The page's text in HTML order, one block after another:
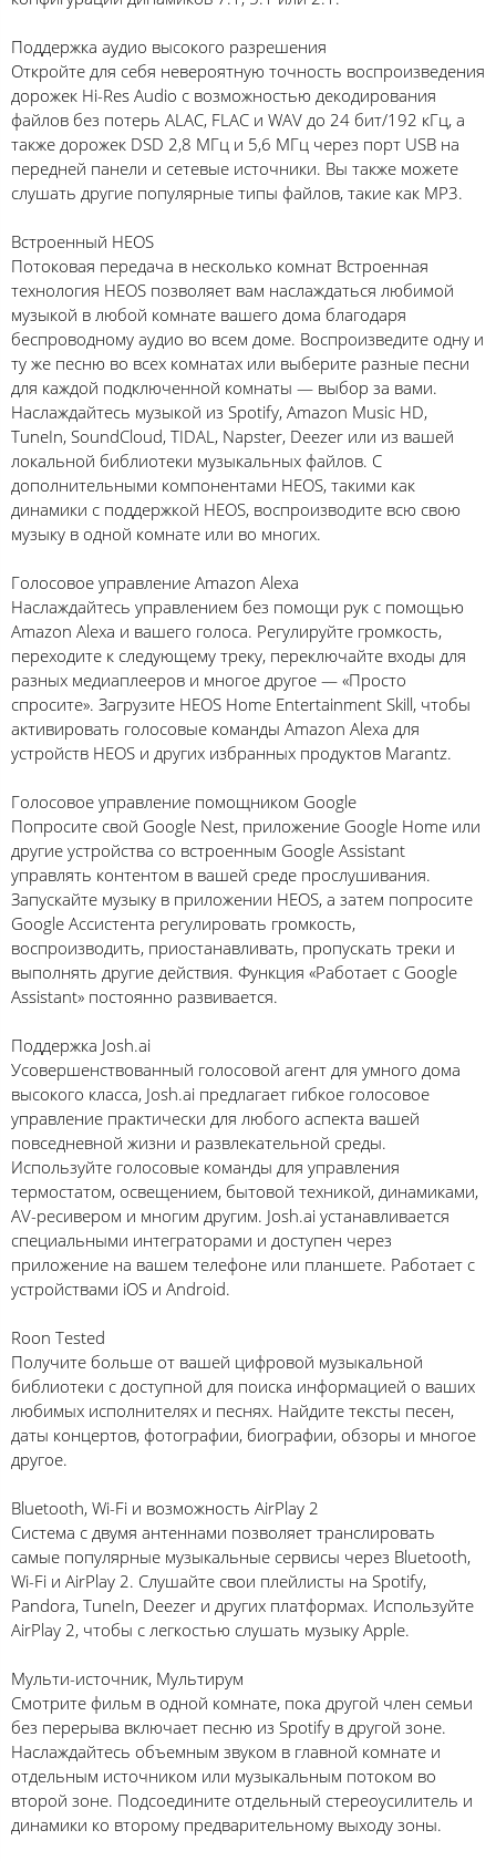
Поддержка аудио высокого разрешения
Откройте для себя невероятную точность воспроизведения
дорожек Hi-Res Audio с возможностью декодирования
файлов без потерь ALAC, FLAC и WAV до 24 бит/192 кГц, а
также дорожек DSD 2,8 МГц и 5,6 МГц через порт USB на
передней панели и сетевые источники. Вы также можете
слушать другие популярные типы файлов, такие как MP3.
Встроенный HEOS
Потоковая передача в несколько комнат Встроенная
технология HEOS позволяет вам наслаждаться любимой
музыкой в любой комнате вашего дома благодаря
беспроводному аудио во всем доме. Воспроизведите одну и
ту же песню во всех комнатах или выберите разные песни
для каждой подключенной комнаты — выбор за вами.
Наслаждайтесь музыкой из Spotify, Amazon Music HD,
TuneIn, SoundCloud, TIDAL, Napster, Deezer или из вашей
локальной библиотеки музыкальных файлов. С
дополнительными компонентами HEOS, такими как
динамики с поддержкой HEOS, воспроизводите всю свою
музыку в одной комнате или во многих.
Голосовое управление Amazon Alexa
Наслаждайтесь управлением без помощи рук с помощью
Amazon Alexa и вашего голоса. Регулируйте громкость,
переходите к следующему треку, переключайте входы для
разных медиаплееров и многое другое — «Просто
спросите». Загрузите HEOS Home Entertainment Skill, чтобы
активировать голосовые команды Amazon Alexa для
устройств HEOS и других избранных продуктов Marantz.
Голосовое управление помощником Google
Попросите свой Google Nest, приложение Google Home или
другие устройства со встроенным Google Assistant
управлять контентом в вашей среде прослушивания.
Запускайте музыку в приложении HEOS, а затем попросите
Google Ассистента регулировать громкость,
воспроизводить, приостанавливать, пропускать треки и
выполнять другие действия. Функция «Работает с Google
Assistant» постоянно развивается.
Поддержка Josh.ai
Усовершенствованный голосовой агент для умного дома
высокого класса, Josh.ai предлагает гибкое голосовое
управление практически для любого аспекта вашей
повседневной жизни и развлекательной среды.
Используйте голосовые команды для управления
термостатом, освещением, бытовой техникой, динамиками,
AV-ресивером и многим другим. Josh.ai устанавливается
специальными интеграторами и доступен через
приложение на вашем телефоне или планшете. Работает с
устройствами iOS и Android.
Roon Tested
Получите больше от вашей цифровой музыкальной
библиотеки с доступной для поиска информацией о ваших
любимых исполнителях и песнях. Найдите тексты песен,
даты концертов, фотографии, биографии, обзоры и многое
другое.
Bluetooth, Wi-Fi и возможность AirPlay 2
Система с двумя антеннами позволяет транслировать
самые популярные музыкальные сервисы через Bluetooth,
Wi-Fi и AirPlay 2. Слушайте свои плейлисты на Spotify,
Pandora, TuneIn, Deezer и других платформах. Используйте
AirPlay 2, чтобы с легкостью слушать музыку Apple.
Мульти-источник, Мультирум
Смотрите фильм в одной комнате, пока другой член семьи
без перерыва включает песню из Spotify в другой зоне.
Наслаждайтесь объемным звуком в главной комнате и
отдельным источником или музыкальным потоком во
второй зоне. Подсоедините отдельный стереоусилитель и
динамики ко второму предварительному выходу зоны.